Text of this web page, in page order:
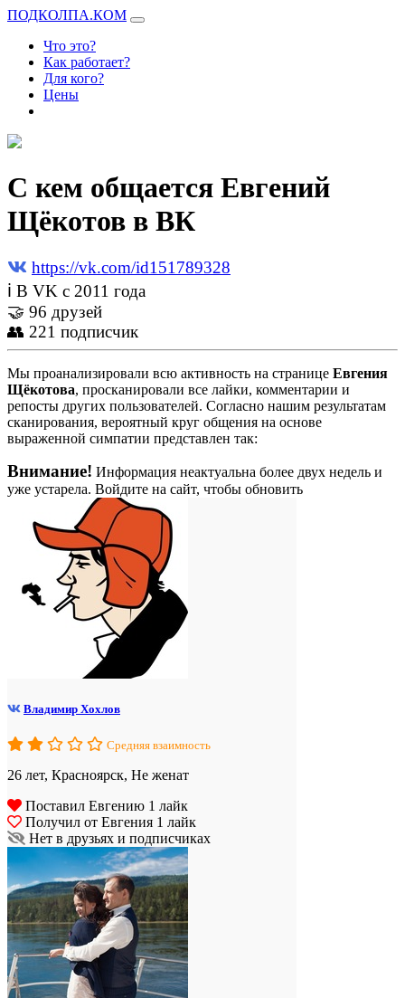
ПОДКОЛПА.КОМ
Что это?
Как работает?
Для кого?
Цены
С кем общается Евгений
Щёкотов в ВК
https://vk.com/id151789328
ℹ В VK с 2011 года
🤝 96 друзей
👥 221 подписчик
Мы проанализировали всю активность на странице Евгения
Щёкотова, просканировали все лайки, комментарии и
репосты других пользователей. Согласно нашим результатам
сканирования, вероятный круг общения на основе
выраженной симпатии представлен так:
Внимание! Информация неактуальна более двух недель и
уже устарела. Войдите на сайт, чтобы обновить
Владимир Хохлов
Средняя взаимность
26 лет, Красноярск, Не женат
Поставил Евгению 1 лайк
Получил от Евгения 1 лайк
Нет в друзьях и подписчиках